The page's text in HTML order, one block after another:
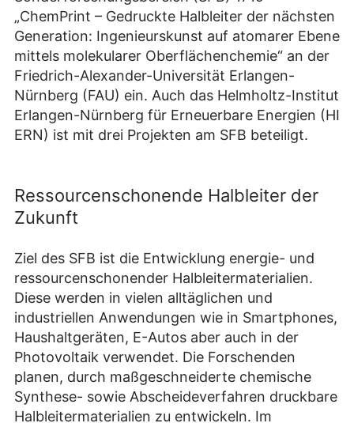
„ChemPrint – Gedruckte Halbleiter der nächsten
Generation: Ingenieurskunst auf atomarer Ebene
mittels molekularer Oberflächenchemie“ an der
Friedrich-Alexander-Universität Erlangen-
Nürnberg (FAU) ein. Auch das Helmholtz-Institut
Erlangen-Nürnberg für Erneuerbare Energien (HI
ERN) ist mit drei Projekten am SFB beteiligt.
Ressourcenschonende Halbleiter der
Zukunft
Ziel des SFB ist die Entwicklung energie- und
ressourcenschonender Halbleitermaterialien.
Diese werden in vielen alltäglichen und
industriellen Anwendungen wie in Smartphones,
Haushaltgeräten, E-Autos aber auch in der
Photovoltaik verwendet. Die Forschenden
planen, durch maßgeschneiderte chemische
Synthese- sowie Abscheideverfahren druckbare
Halbleitermaterialien zu entwickeln. Im